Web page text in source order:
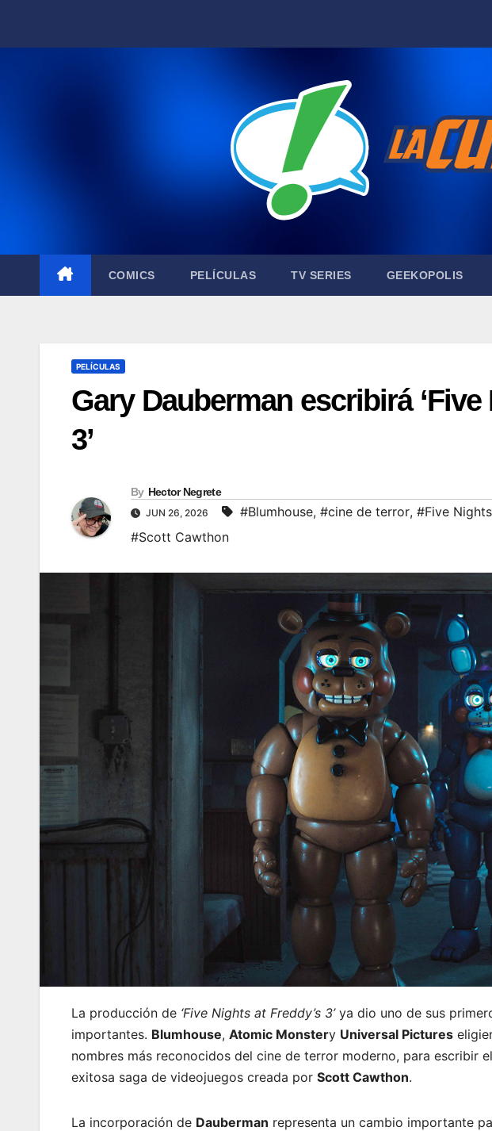
COMICS PELÍCULAS TV SERIES GEEKOPOLIS
PELÍCULAS
Gary Dauberman escribirá ‘Five
3’
By Hector Negrete
JUN 26, 2026 #Blumhouse, #cine de terror, #Five
#Scott Cawthon
La producción de ‘Five Nights at Freddy’s 3’ya dio uno de sus
importantes. Blumhouse, Atomic Monstery Universal Pictures
nombres más reconocidos del cine de terror moderno, para escribir
exitosa saga de videojuegos creada por Scott Cawthon.
La incorporación de Dauberman representa un cambio importante